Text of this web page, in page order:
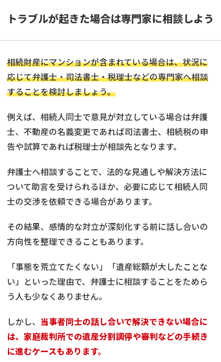
トラブルが起きた場合は専門家に相談しよう
相続財産にマンションが含まれている場合は、状況に
応じて弁護士・司法書士・税理士などの専門家へ相談
することを検討しましょう。
例えば、相続人同士で意見が対立している場合は弁護
士、不動産の名義変更であれば司法書士、相続税の申
告や試算であれば税理士が相談先となります。
弁護士へ相談することで、法的な見通しや解決方法に
ついて助言を受けられるほか、必要に応じて相続人同
士の交渉を依頼できる場合があります。
その結果、感情的な対立が深刻化する前に話し合いの
方向性を整理できることもあります。
「事態を荒立てたくない」「遺産総額が大したことな
い」といった理由で、弁護士に相談することをためら
う人も少なくありません。
しかし、 当事者同士の話し合いで解決できない場合に
は、家庭裁判所での遺産分割調停や審判などの手続き
に進むケースもあります。
不動産の売却でお悩みならこちら